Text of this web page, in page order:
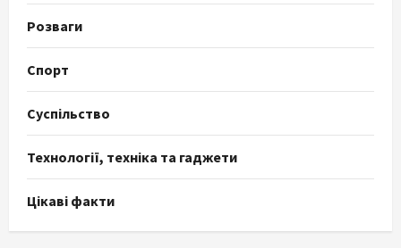
Розваги
Спорт
Суспільство
Технології, техніка та гаджети
Цікаві факти